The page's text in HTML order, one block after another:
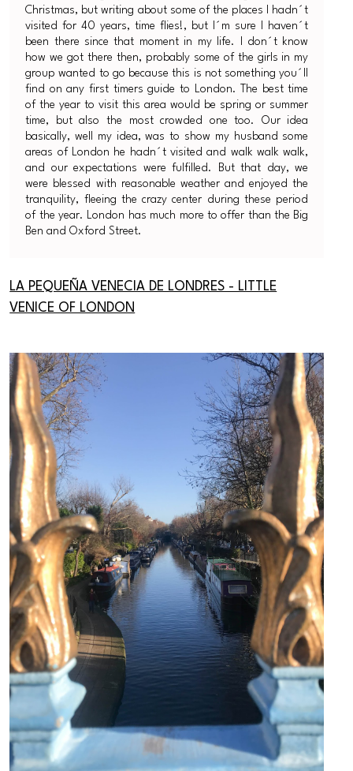
Christmas, but writing about some of the places I hadn´t
visited for 40 years, time flies!, but I´m sure I haven´t
been there since that moment in my life. I don´t know
how we got there then, probably some of the girls in my
group wanted to go because this is not something you´ll
find on any first timers guide to London. The best time
of the year to visit this area would be spring or summer
time, but also the most crowded one too. Our idea
basically, well my idea, was to show my husband some
areas of London he hadn´t visited and walk walk walk,
and our expectations were fulfilled. But that day, we
were blessed with reasonable weather and enjoyed the
tranquility, fleeing the crazy center during these period
of the year. London has much more to offer than the Big
Ben and Oxford Street.
LA PEQUEÑA VENECIA DE LONDRES - LITTLE
VENICE OF LONDON